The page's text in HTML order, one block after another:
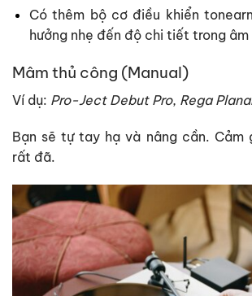
Có thêm bộ cơ điều khiển
hưởng nhẹ đến độ chi tiết trong âm
Mâm thủ công (Manual)
Ví dụ: Pro-Ject Debut Pro, Rega
Bạn sẽ tự tay hạ và nâng cần. Cảm
rất đã.